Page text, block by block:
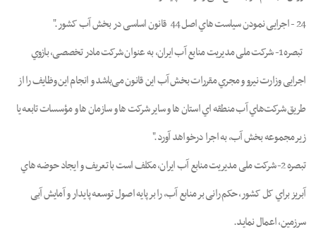
24 - اجرایی ﻧﻤﻮدن ﺳﯿﺎﺳﺖ ﻫﺎي اﺻﻞ 44 قانون اساسی در بخش آب کشور."
ﺗﺒﺼﺮه 1- ﺷﺮﮐﺖ ﻣﻠﯽ ﻣﺪﯾﺮﯾﺖ ﻣﻨﺎﺑﻊ آب اﯾﺮان، ﺑﻪ ﻋﻨﻮان ﺷﺮﮐﺖ ﻣﺎدر ﺗﺨﺼﺼﯽ، ﺑﺎزوي
اﺟﺮاﯾﯽ وزارت ﻧﯿﺮو و ﻣﺠﺮي ﻣﻘﺮرات ﺑﺨﺶ آب اﯾﻦ ﻗﺎﻧﻮن ﻣﯽﺑﺎﺷﺪ و اﻧﺠﺎم اﯾﻦ وﻇﺎﯾﻒ را از
ﻃﺮﯾﻖ ﺷﺮﮐﺖﻫﺎي آب ﻣﻨﻄﻘﻪ اي اﺳﺘﺎن ﻫﺎ و ﺳﺎﯾﺮ ﺷﺮﮐﺖ ﻫﺎ و ﺳﺎزﻣﺎن ﻫﺎ و ﻣﺆﺳﺴﺎت ﺗﺎﺑﻌﻪ ﯾﺎ
زﯾﺮﻣﺠﻤﻮﻋﻪ ﺑﺨﺶ آب، ﺑﻪ اﺟﺮا درﺧﻮاﻫﺪ آورد."
ﺗﺒﺼﺮه 2- ﺷﺮﮐﺖ ﻣﻠﯽ ﻣﺪﯾﺮﯾﺖ ﻣﻨﺎﺑﻊ آب اﯾﺮان، ﻣﮑﻠﻒ اﺳﺖ ﺑﺎ ﺗﻌﺮﯾﻒ و اﯾﺠﺎد ﺣﻮﺿﻪ ﻫﺎي
آﺑﺮﯾﺰ ﺑﺮاي کل ﮐﺸﻮر، ﺣﮑﻢ راﻧﯽ ﺑﺮ ﻣﻨﺎﺑﻊ آب، را ﺑﺮ ﭘﺎﯾﻪ اﺻﻮل ﺗﻮﺳﻌﻪ ﭘﺎﯾﺪار و آﻣﺎﯾﺶ آﺑﯽ
ﺳﺮزﻣﯿﻦ، اﻋﻤﺎل ﻧﻤﺎﯾﺪ.